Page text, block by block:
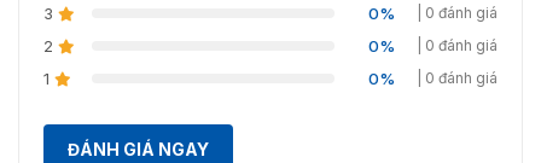
3 0% | 0 đánh giá
2 0% | 0 đánh giá
1 0% | 0 đánh giá
ĐÁNH GIÁ NGAY